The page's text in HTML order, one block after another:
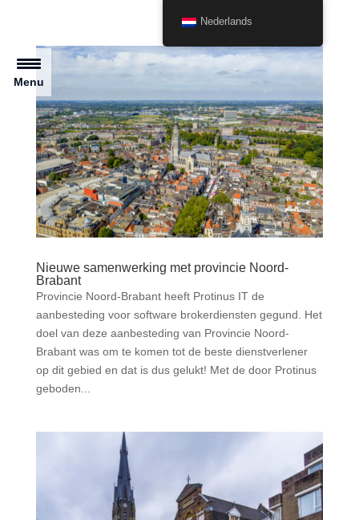
Nieuwe samenwerking met provincie Noord-
Brabant
Provincie Noord-Brabant heeft Protinus IT de
aanbesteding voor software brokerdiensten gegund. Het
doel van deze aanbesteding van Provincie Noord-
Brabant was om te komen tot de beste dienstverlener
op dit gebied en dat is dus gelukt! Met de door Protinus
geboden...
Nederlands
Menu